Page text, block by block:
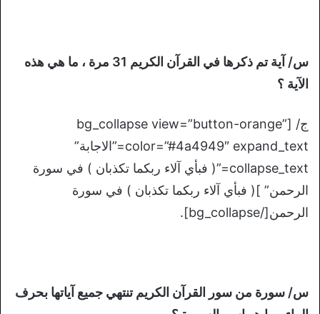
س/ آية تم ذكرها في القرآن الكريم 31 مرة ، ما هي هذه
الآية ؟
ج/ [bg_collapse view=”button-orange”
color=”#4a4949″ expand_text=”الاجابة”
collapse_text=”( فبأي آلاء ربكما تكذبان ) في سورة
الرحمن” ]( فبأي آلاء ربكما تكذبان ) في سورة
الرحمن[/bg_collapse].
س/ سورة من سور القرآن الكريم تنتهي جميع آياتها بحرف